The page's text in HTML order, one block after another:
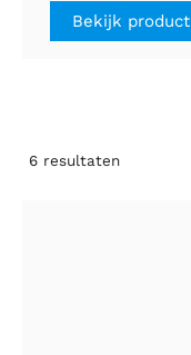
Bekijk product
6 resultaten